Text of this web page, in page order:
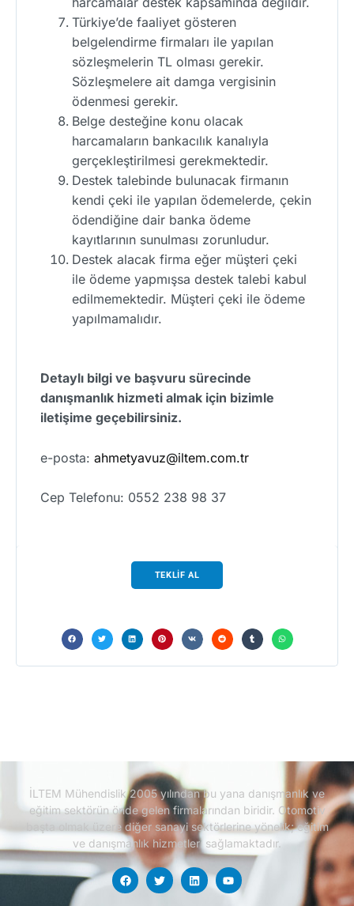
Türkiye’de faaliyet gösteren
belgelendirme firmaları ile yapılan
sözleşmelerin TL olması gerekir.
Sözleşmelere ait damga vergisinin
ödenmesi gerekir.
Belge desteğine konu olacak
harcamaların bankacılık kanalıyla
gerçekleştirilmesi gerekmektedir.
Destek talebinde bulunacak firmanın
kendi çeki ile yapılan ödemelerde, çekin
ödendiğine dair banka ödeme
kayıtlarının sunulması zorunludur.
Destek alacak firma eğer müşteri çeki
ile ödeme yapmışsa destek talebi kabul
edilmemektedir. Müşteri çeki ile ödeme
yapılmamalıdır.
Detaylı bilgi ve başvuru sürecinde
danışmanlık hizmeti almak için bizimle
iletişime geçebilirsiniz.
e-posta: ahmetyavuz@iltem.com.tr
Cep Telefonu: 0552 238 98 37
TEKLİF AL
İLTEM Mühendislik 2005 yılından bu yana danışmanlık ve
eğitim sektörün önde gelen firmalarından biridir. Otomotiv
başta olmak üzere diğer sanayi sektörlerine yönelik; eğitim
ve danışmanlık hizmetleri sağlamaktadır.